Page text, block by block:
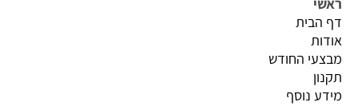
דף הבית
אודות
מבצעי החודש
תקנון
מידע נוסף